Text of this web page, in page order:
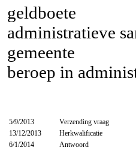
geldboete
administratieve
gemeente
beroep in
5/9/2013
Verzending vraag
13/12/2013
Herkwalificatie
6/1/2014
Antwoord